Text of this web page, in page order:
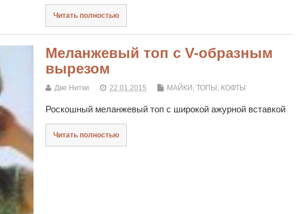
Читать полностью
Меланжевый топ с V-образным
вырезом
Две Нитки 22.01.2015 МАЙКИ, ТОПЫ, КОФТЫ
Роскошный меланжевый топ с широкой ажурной вставкой
Читать полностью